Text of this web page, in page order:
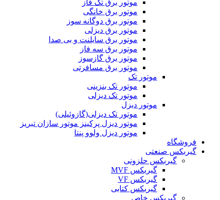
موتور برق تک فاز
موتور برق خانگی
موتور برق دوگانه سوز
موتور برق دیزلی
موتور برق سایلنت و بی صدا
موتور برق سه فاز
موتور برق گازسوز
موتور برق مسافرتی
موتور تک
موتور تک بنزینی
موتور تک دیزلی
موتور دیزل
موتور تک دیزلی(گازوئیلی)
موتور دیزل پرکینز موتور سازان تبریز
موتور دیزل ولوو پنتا
فروشگاه
گیربکس صنعتی
گیربکس حلزونی
گیربکس MVF
گیربکس VF
گیربکس کتابی
گیربکس خاص